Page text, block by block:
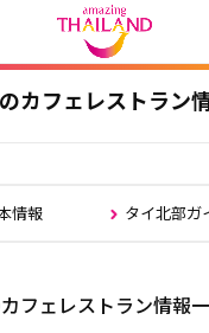
カフェレストラン
情報 タイ北部ガ
フェレストラン情報